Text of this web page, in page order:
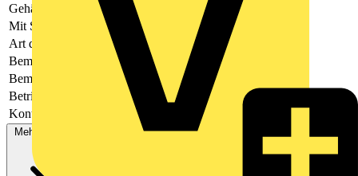
Gehäusefarbe
grün
Mit Schutzleiter
Art der Verbindung
flexibler Leiterplattenverbinder
Bemessungsspannung
Bemessungsstrom In
-
Betriebstemperatur
-40 - 105
Kontaktausführung
Buchse
Mehr anzeigen